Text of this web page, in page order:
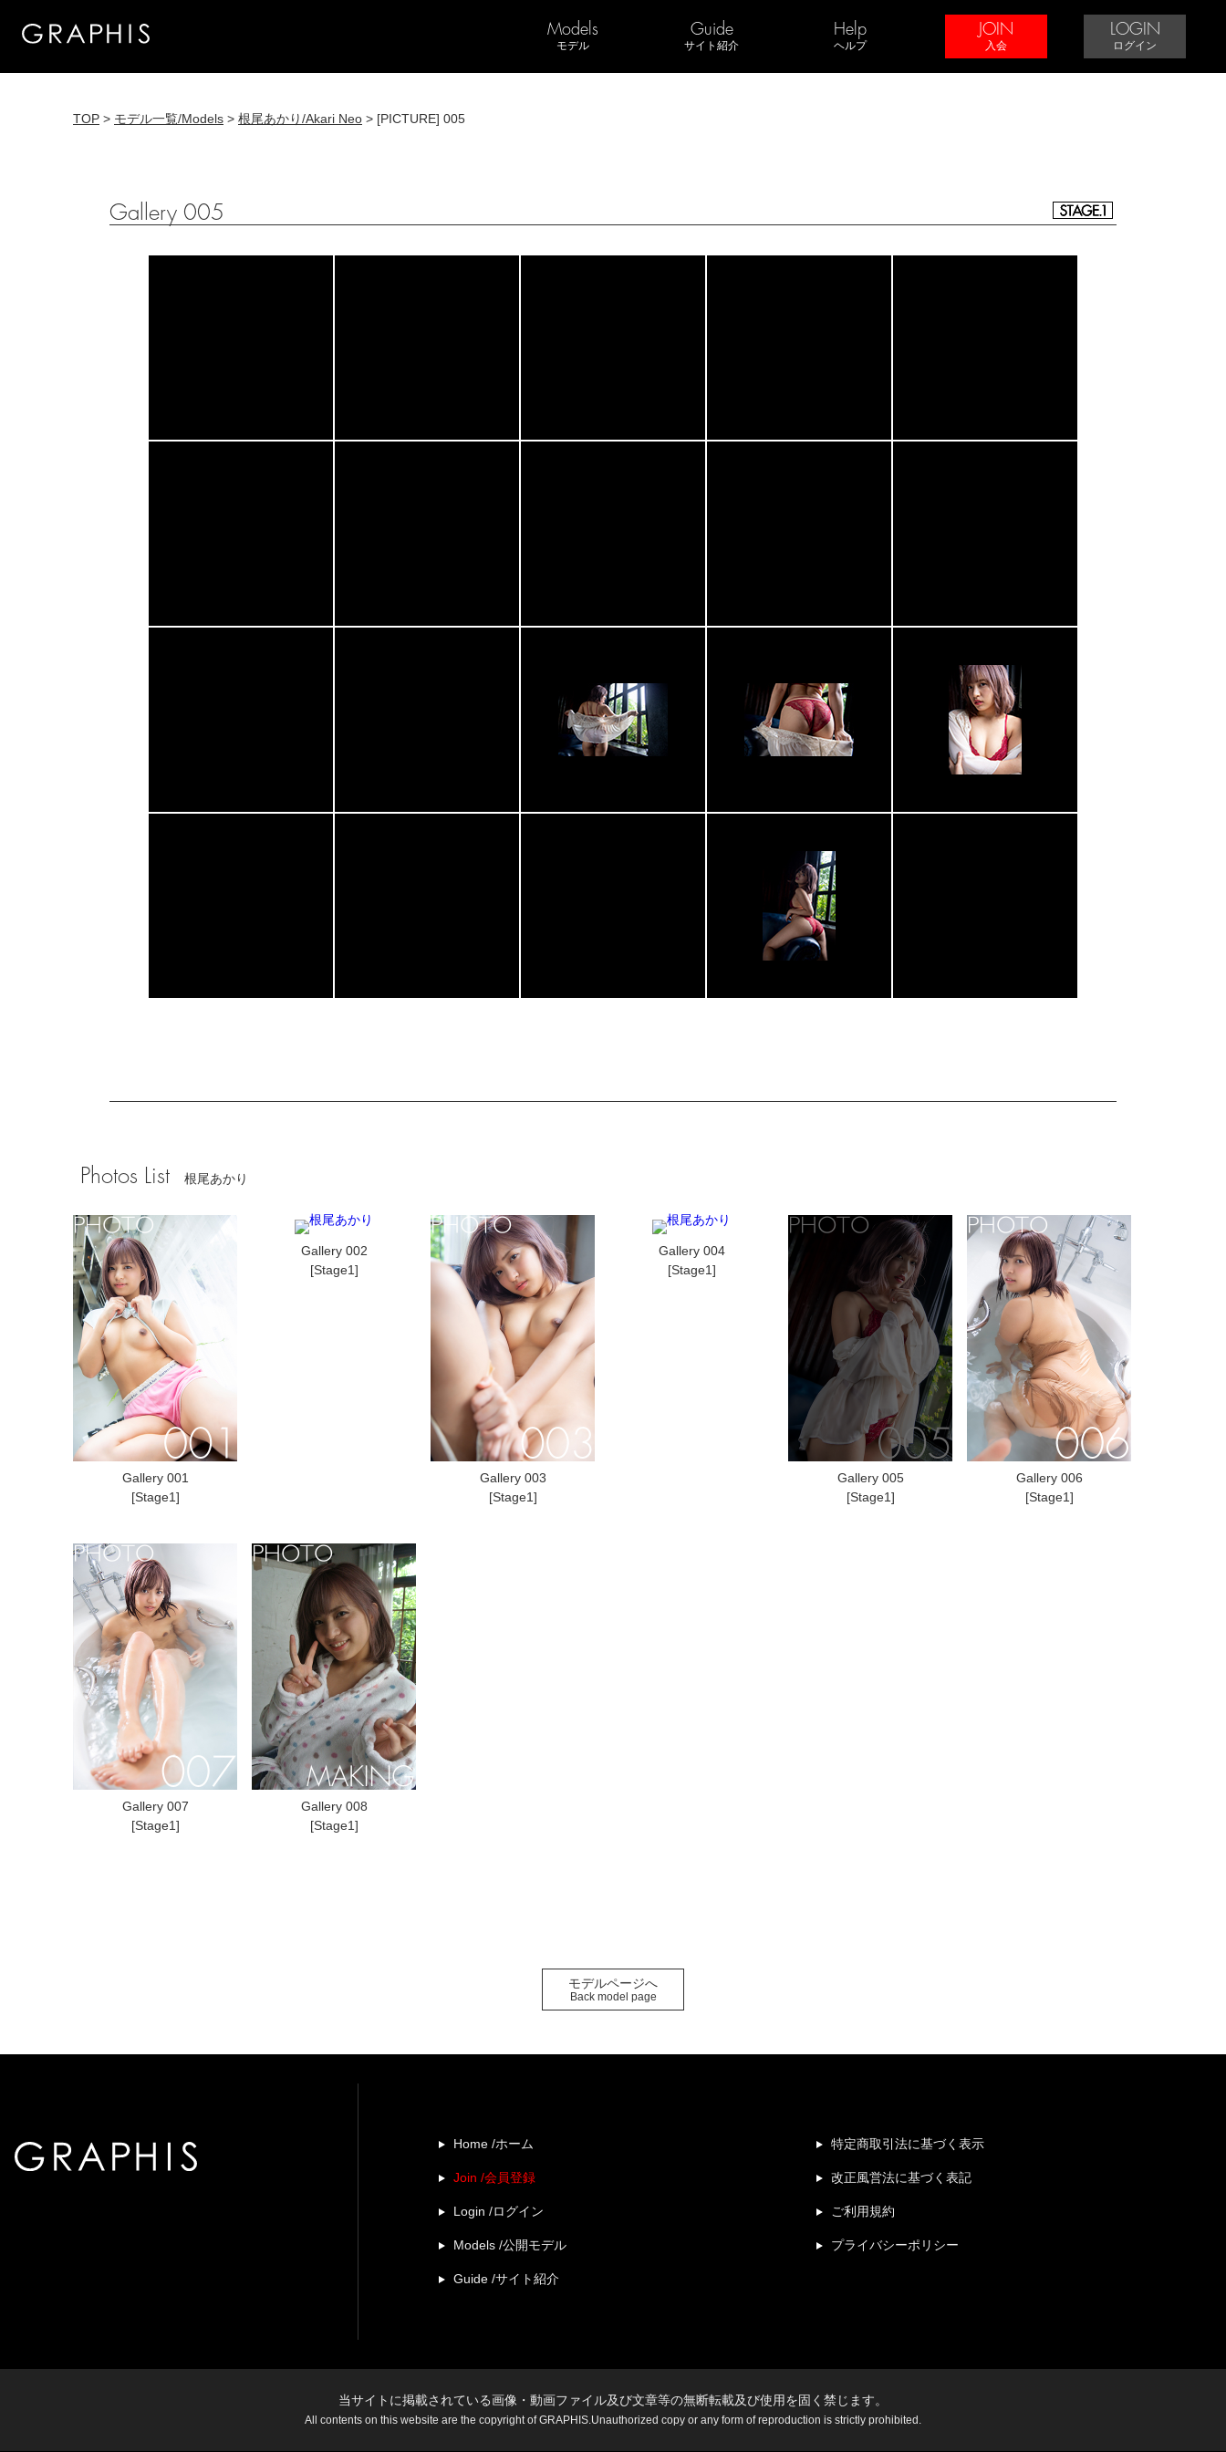
Models
モデル
Guide
サイト紹介
Help
ヘルプ
JOIN
入会
LOGIN
ログイン
TOP > モデル一覧/Models > 根尾あかり/Akari Neo > [PICTURE] 005
Gallery 005
Photos List 根尾あかり
Gallery 001
[Stage1]
Gallery 002
[Stage1]
Gallery 003
[Stage1]
Gallery 004
[Stage1]
Gallery 005
[Stage1]
Gallery 006
[Stage1]
Gallery 007
[Stage1]
Gallery 008
[Stage1]
モデルページへ
Back model page
Home /ホーム
Join /会員登録
Login /ログイン
Models /公開モデル
Guide /サイト紹介
特定商取引法に基づく表示
改正風営法に基づく表記
ご利用規約
プライバシーポリシー
当サイトに掲載されている画像・動画ファイル及び文章等の無断転載及び使用を固く禁じます。
All contents on this website are the copyright of GRAPHIS.Unauthorized copy or any form of reproduction is strictly prohibited.